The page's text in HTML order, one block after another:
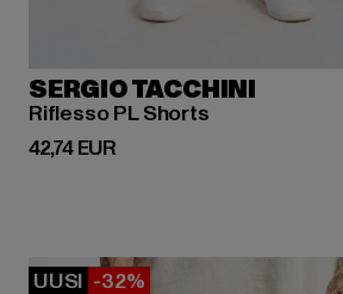
SERGIO TACCHINI
Riflesso PL Shorts
42,74 EUR
Ajankohtainen hinta: 42,74 EUR
UUSI -32%